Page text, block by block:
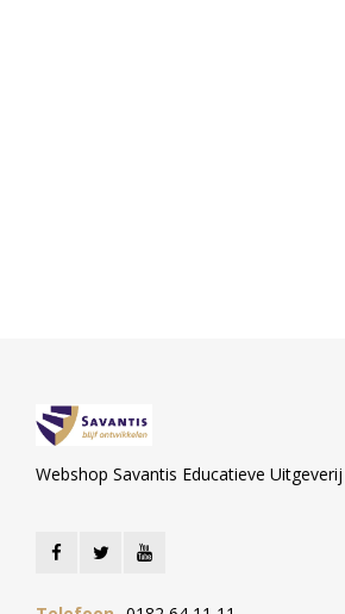
Webshop Savantis Educatieve Uitgeverij